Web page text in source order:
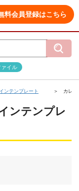
料会員登録はこちら
ァイル
ンテンプレート カレ
ンテンプレ